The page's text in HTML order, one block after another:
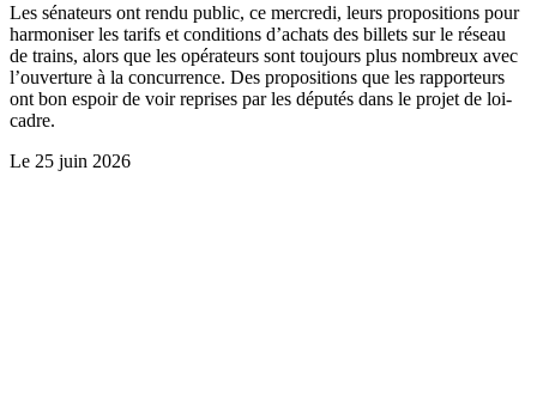
Les sénateurs ont rendu public, ce mercredi, leurs propositions pour
harmoniser les tarifs et conditions d’achats des billets sur le réseau
de trains, alors que les opérateurs sont toujours plus nombreux avec
l’ouverture à la concurrence. Des propositions que les rapporteurs
ont bon espoir de voir reprises par les députés dans le projet de loi-
cadre.
Le 25 juin 2026